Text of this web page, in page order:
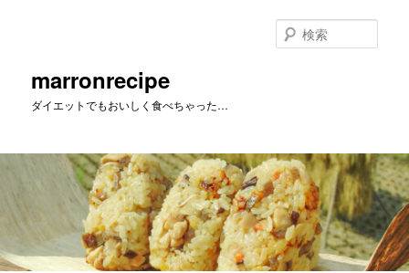
へ
marronrecipe
ダイエットでもおいしく食べちゃった…
索